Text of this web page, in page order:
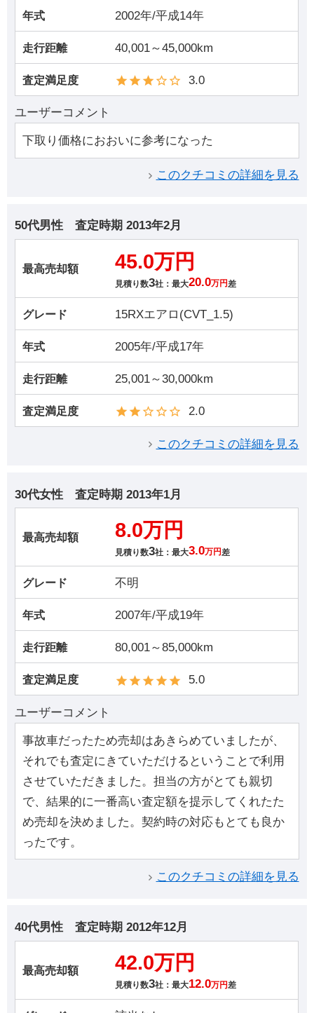
年式 2002年/平成14年
走行距離 40,001～45,000km
査定満足度 3.0
ユーザーコメント
下取り価格におおいに参考になった
このクチコミの詳細を見る
50代男性 査定時期 2013年2月
最高売却額 45.0万円
見積り数3社：最大20.0万円 差
グレード 15RXエアロ(CVT_1.5)
年式 2005年/平成17年
走行距離 25,001～30,000km
査定満足度 2.0
このクチコミの詳細を見る
30代女性 査定時期 2013年1月
最高売却額 8.0万円
見積り数3社：最大3.0万円 差
グレード 不明
年式 2007年/平成19年
走行距離 80,001～85,000km
査定満足度 5.0
ユーザーコメント
事故車だったため売却はあきらめていましたが、
それでも査定にきていただけるということで利用
させていただきました。担当の方がとても親切
で、結果的に一番高い査定額を提示してくれたた
め売却を決めました。契約時の対応もとても良か
ったです。
このクチコミの詳細を見る
40代男性 査定時期 2012年12月
最高売却額 42.0万円
見積り数3社：最大12.0万円差